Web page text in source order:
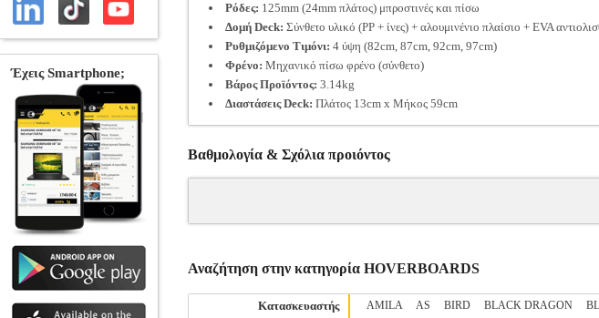
Ρόδες: 125mm (24mm πλάτος) μπροστινές και πίσω
Δομή Deck: Σύνθετο υλικό (PP + ίνες) + αλουμινένιο πλαίσιο + EVA
Ρυθμιζόμενο Τιμόνι: 4 ύψη (82cm, 87cm, 92cm, 97cm)
Φρένο: Μηχανικό πίσω φρένο (σύνθετο)
Βάρος Προϊόντος: 3.14kg
Διαστάσεις Deck: Πλάτος 13cm x Μήκος 59cm
Βαθμολογία & Σχόλια προιόντος
Αναζήτηση στην κατηγορία HOVERBOARDS
Κατασκευαστής AMILA AS BIRD BLACK DRAGON